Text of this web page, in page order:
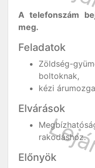
A telefonszám
meg.
Feladatok
Zöldség-
boltoknak,
kézi
Elvárások
rakodáshoz.
Előnyök